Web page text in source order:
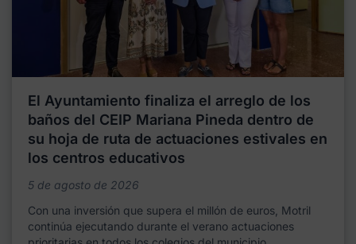
El Ayuntamiento finaliza el arreglo de los
baños del CEIP Mariana Pineda dentro de
su hoja de ruta de actuaciones estivales en
los centros educativos
5 de agosto de 2026
Con una inversión que supera el millón de euros, Motril
continúa ejecutando durante el verano actuaciones